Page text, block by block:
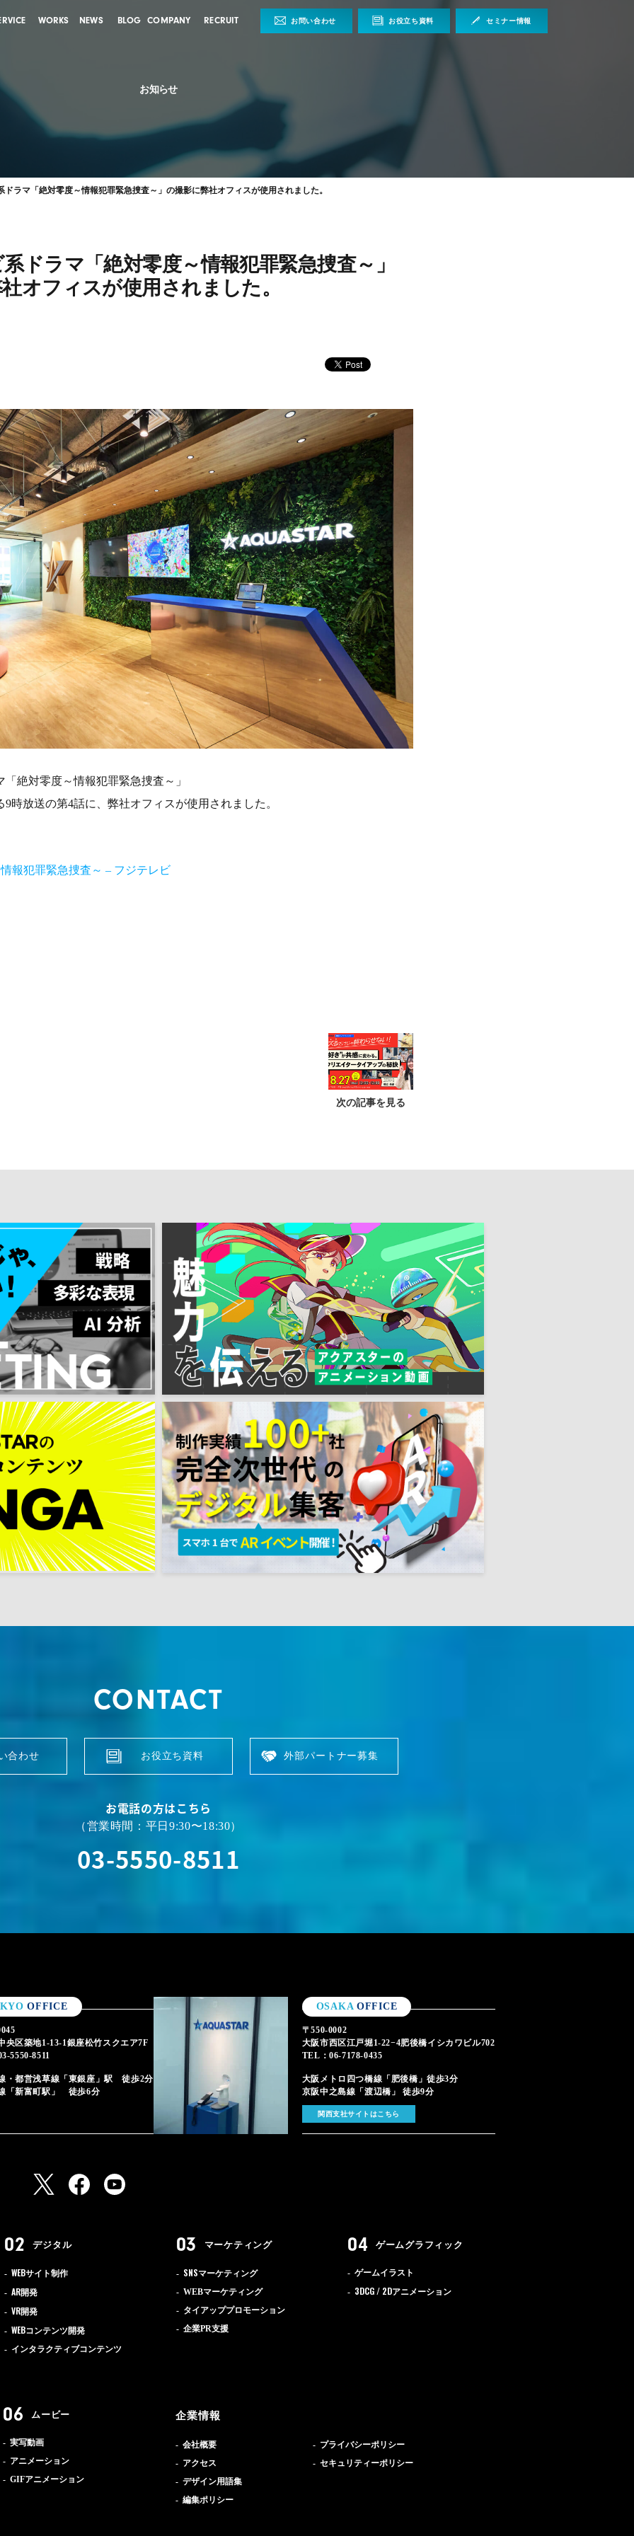
WORKS NEWS BLOG COMPANY RECRUIT お問い合わせ お役立ち資料 セミナー情報
お知らせ
ドラマ「絶対零度～情報犯罪緊急捜査～」の撮影に弊社オフィスが使用されました。
ドラマ「絶対零度～情報犯罪緊急捜査～」
オフィスが使用されました。
絶対零度～情報犯罪緊急捜査～」
9時放送の第4話に、弊社オフィスが使用されました。
報犯罪緊急捜査～ – フジテレビ
次の記事を見る
CONTACT
合わせ お役立ち資料 外部パートナー募集
お電話の方はこちら
（営業時間：平日9:30〜18:30）
03-5550-8511
OFFICE
央区築地1-13-1銀座松竹スクエア7F
5550-8511
・都営浅草線「東銀座」駅 徒歩2分
「新富町駅」 徒歩6分
OSAKA OFFICE
〒550-0002
大阪市西区江戸堀1-22−4肥後橋イシカワビル702
TEL：06-7178-0435
大阪メトロ四つ橋線「肥後橋」徒歩3分
京阪中之島線「渡辺橋」 徒歩9分
関西支社サイトはこちら
デジタル
WEBサイト制作
AR開発
VR開発
WEBコンテンツ開発
インタラクティブコンテンツ
マーケティング
SNSマーケティング
WEBマーケティング
タイアッププロモーション
企業PR支援
ゲームグラフィック
ゲームイラスト
3DCG / 2Dアニメーション
ムービー
実写動画
アニメーション
GIFアニメーション
企業情報
会社概要
アクセス
デザイン用語集
編集ポリシー
プライバシーポリシー
セキュリティーポリシー